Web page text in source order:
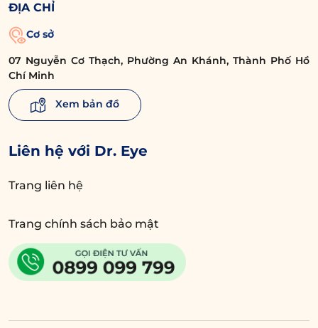
ĐỊA CHỈ
Cơ sở
07 Nguyễn Cơ Thạch, Phường An Khánh, Thành Phố Hồ
Chí Minh
Xem bản đồ
Liên hệ với Dr. Eye
Trang liên hệ
Trang chính sách bảo mật